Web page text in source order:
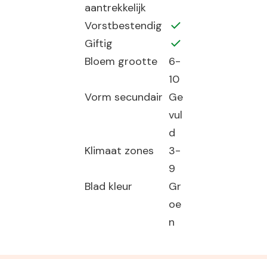
aantrekkelijk
Vorstbestendig
Giftig
Bloem grootte
6-
10
Vorm secundair Ge
vul
d
Klimaat zones
3-
9
Blad kleur
Gr
oe
n